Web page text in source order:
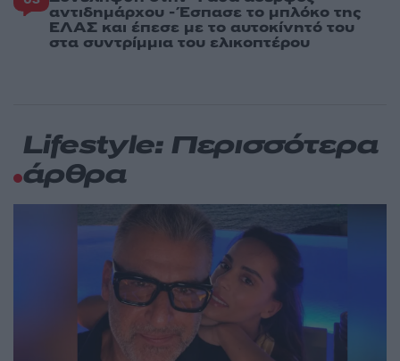
αντιδημάρχου - Έσπασε το μπλόκο της
ΕΛΑΣ και έπεσε με το αυτοκίνητό του
στα συντρίμμια του ελικοπτέρου
Lifestyle: Περισσότερα
άρθρα